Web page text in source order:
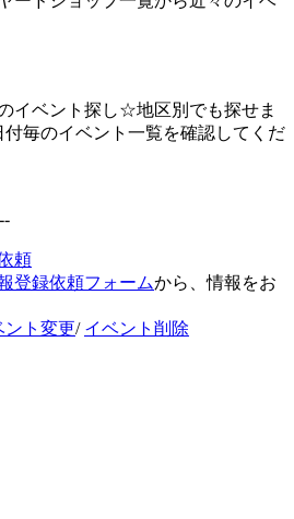
イベント探し☆地区別でも探せま
毎のイベント一覧を確認してくだ
頼
登録依頼フォームから、情報をお
ント変更/ イベント削除